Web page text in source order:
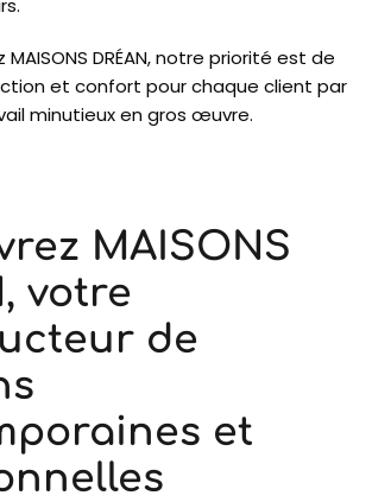
MAISONS DRÉAN, notre priorité est de
et confort pour chaque client par
minutieux en gros œuvre.
MAISONS
votre
de
et